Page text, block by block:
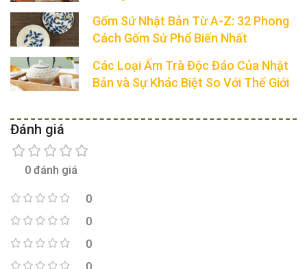
Gốm Sứ Nhật Bản Từ A-Z: 32 Phong
Cách Gốm Sứ Phổ Biến Nhất
Các Loại Ấm Trà Độc Đáo Của Nhật
Bản và Sự Khác Biệt So Với Thế Giới
Đánh giá
0 đánh giá
0
0
0